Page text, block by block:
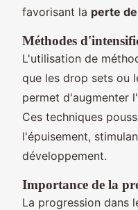
favorisant la perte
Méthodes
L'utilisation de
que les drop sets ou
permet d'augmenter
Ces techniques
l'épuisement,
développement.
Importance de la
La progression dans